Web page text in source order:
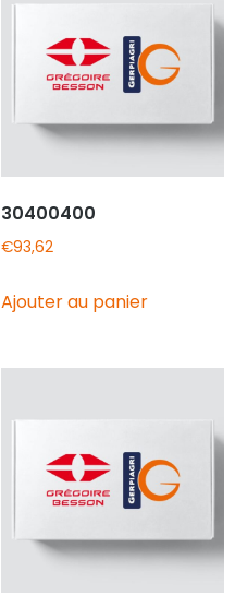
30400400
€93,62
Ajouter au panier